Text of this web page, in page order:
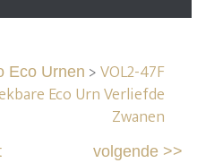
Eco Urnen >VOL2-47F
Eco Urn Verliefde
Zwanen
volgende>>